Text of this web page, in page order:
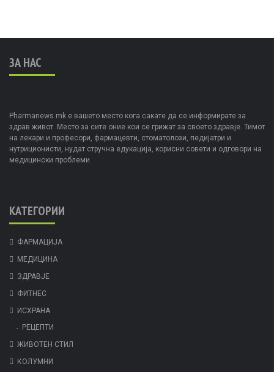
ЗА НАС
Pharmanews.mk е вашето место кога сакате да се информирате за
здрав живот. Место за сите оние кои се грижат за своето здравје. Тимот
на лекари и професори, фармацевти, стоматолози, педијатри и
нутриционисти, нудат стручна едукација, корисни совети и одговори на
медицински проблеми.
КАТЕГОРИИ
ФАРМАЦИЈА
МЕДИЦИНА
ЗДРАВЈЕ
ФИТНЕС
ИСХРАНА
РЕЦЕПТИ
ЖИВОТЕН СТИЛ
КОЛУМНИ